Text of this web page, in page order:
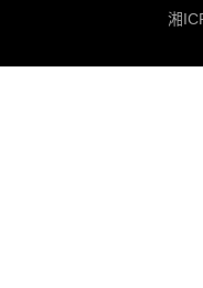
湘